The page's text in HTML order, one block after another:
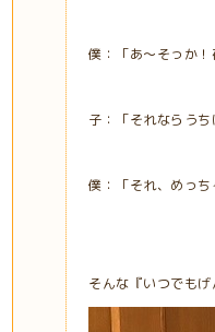
僕：「あ～そっか
子：「それならうち
僕：「それ、めっち
そんな『いつでも